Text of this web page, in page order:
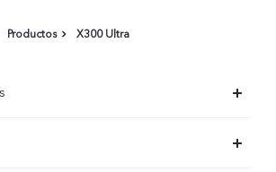
Productos X300 Ultra